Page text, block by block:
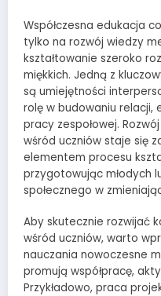
Współczesna edukacja
tylko na rozwój wiedzy
kształtowanie szeroko
miękkich. Jedną z
są umiejętności
rolę w budowaniu relacji,
pracy zespołowej.
wśród uczniów staje się
elementem procesu
przygotowując młodych
społecznego w
Aby skutecznie rozwijać
wśród uczniów, warto
nauczania nowoczesne
promują współpracę,
Przykładowo, praca